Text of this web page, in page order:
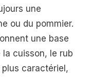
une
ou du pommier.
une base
cuisson, le rub
plus caractériel,